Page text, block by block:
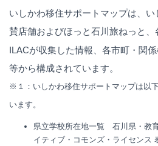
いしかわ移住サポートマップは、
賛店舗およびほっと石川旅ねっと、
ILACが収集した情報、各市町・関
等から構成されています。
※１：いしかわ移住サポートマップは以
います。
県立学校所在地一覧 石川県・教
イティブ・コモンズ・ライセンス